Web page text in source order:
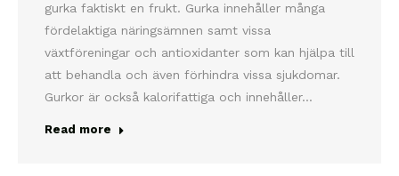
gurka faktiskt en frukt. Gurka innehåller många
fördelaktiga näringsämnen samt vissa
växtföreningar och antioxidanter som kan hjälpa till
att behandla och även förhindra vissa sjukdomar.
Gurkor är också kalorifattiga och innehåller…
Read more